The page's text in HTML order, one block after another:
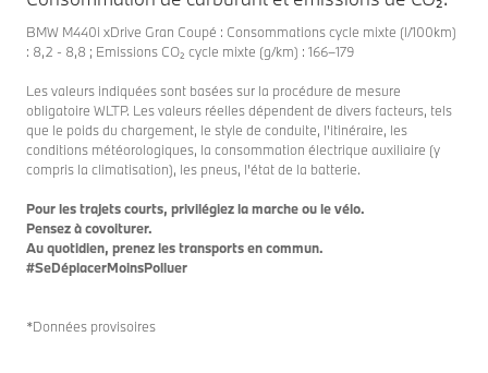
BMW M440i xDrive Gran Coupé : Consommations cycle mixte (l/100km)
: 8,2 - 8,8 ; Emissions CO₂ cycle mixte (g/km) : 166–179
Les valeurs indiquées sont basées sur la procédure de mesure
obligatoire WLTP. Les valeurs réelles dépendent de divers facteurs, tels
que le poids du chargement, le style de conduite, l'itinéraire, les
conditions météorologiques, la consommation électrique auxiliaire (y
compris la climatisation), les pneus, l'état de la batterie.
Pour les trajets courts, privilégiez la marche ou le vélo.
Pensez à covoiturer.
Au quotidien, prenez les transports en commun.
#SeDéplacerMoinsPolluer
*Données provisoires